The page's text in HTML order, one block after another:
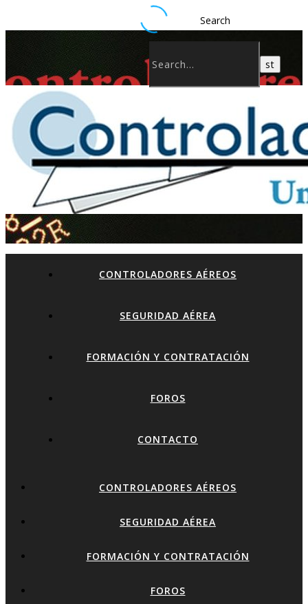
Search
CONTROLADORES AÉREOS
SEGURIDAD AÉREA
FORMACIÓN Y CONTRATACIÓN
FOROS
CONTACTO
CONTROLADORES AÉREOS
SEGURIDAD AÉREA
FORMACIÓN Y CONTRATACIÓN
FOROS